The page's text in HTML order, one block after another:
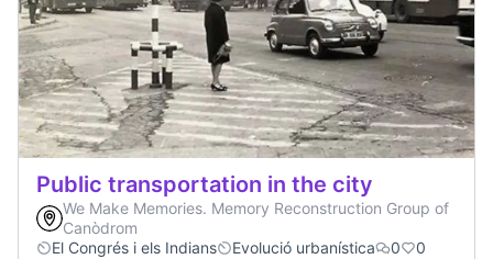
Public transportation in the city
We Make Memories. Memory Reconstruction Group of
Canòdrom
El Congrés i els Indians
Evolució urbanística 0 0